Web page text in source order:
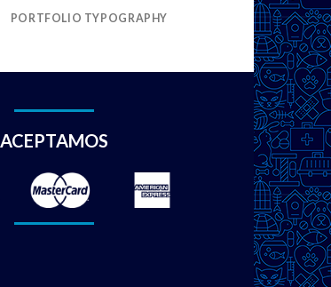
PORTFOLIO TYPOGRAPHY
ACEPTAMOS